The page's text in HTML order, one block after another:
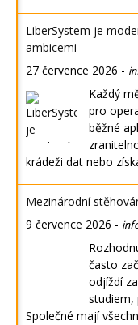
LiberSystem je
ambicemi
27 července 2026 -
Každý
pro
běžné
krádeži dat nebo
Mezinárodní
9 července 2026 -
často
odjíždí
studiem,
Společné mají